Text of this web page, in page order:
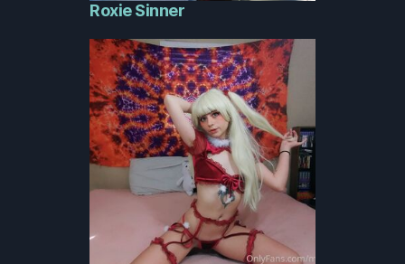
Roxie Sinner